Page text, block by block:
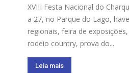
XVIII Festa Nacional do
a 27, no Parque do Lago,
regionais, feira de
rodeio country, prova do...
Leia mais